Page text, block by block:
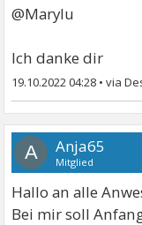
@Marylu
Ich danke dir
19.10.2022 04:28 •
A Anja65
Mitglied
Hallo an alle
Bei mir soll